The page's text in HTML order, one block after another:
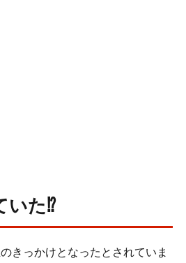
いた⁉
きっかけとなったとされていま